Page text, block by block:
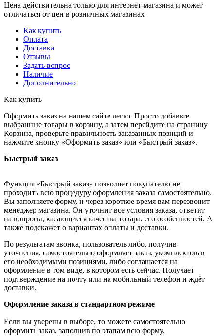
Цена действительна только для интернет-магазина и может
отличаться от цен в розничных магазинах
Как купить
Оплата
Доставка
Отзывы
Задать вопрос
Наличие
Дополнительно
Как купить
Оформить заказ на нашем сайте легко. Просто добавьте
выбранные товары в корзину, а затем перейдите на страницу
Корзина, проверьте правильность заказанных позиций и
нажмите кнопку «Оформить заказ» или «Быстрый заказ».
Быстрый заказ
Функция «Быстрый заказ» позволяет покупателю не
проходить всю процедуру оформления заказа самостоятельно.
Вы заполняете форму, и через короткое время вам перезвонит
менеджер магазина. Он уточнит все условия заказа, ответит
на вопросы, касающиеся качества товара, его особенностей. А
также подскажет о вариантах оплаты и доставки.
По результатам звонка, пользователь либо, получив
уточнения, самостоятельно оформляет заказ, укомплектовав
его необходимыми позициями, либо соглашается на
оформление в том виде, в котором есть сейчас. Получает
подтверждение на почту или на мобильный телефон и ждёт
доставки.
Оформление заказа в стандартном режиме
Если вы уверены в выборе, то можете самостоятельно
оформить заказ, заполнив по этапам всю форму.